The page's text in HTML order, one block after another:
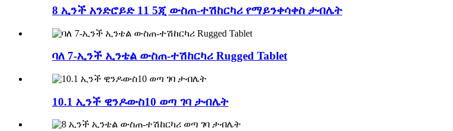
8 ኢንች አንድሮይድ 11 5ጂ ውስጠ-ተሽከርካሪ የማይንቀሳቀስ ታብሌት
ባለ 7-ኢንች ኢንቴል ውስጠ-ተሽከርካሪ Rugged Tablet
10.1 ኢንች ዊንዶውስ10 ወጣ ገባ ታብሌት